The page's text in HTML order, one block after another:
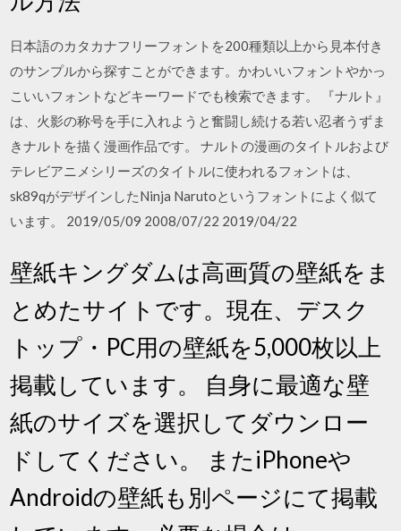
日本語のカタカナフリーフォントを200種類以上から見本付き
のサンプルから探すことができます。かわいいフォントやかっ
こいいフォントなどキーワードでも検索できます。 『ナルト』
は、火影の称号を手に入れようと奮闘し続ける若い忍者うずま
きナルトを描く漫画作品です。 ナルトの漫画のタイトルおよび
テレビアニメシリーズのタイトルに使われるフォントは、
sk89qがデザインしたNinja Narutoというフォントによく似て
います。 2019/05/09 2008/07/22 2019/04/22
壁紙キングダムは高画質の壁紙をま
とめたサイトです。現在、デスク
トップ・PC用の壁紙を5,000枚以上
掲載しています。 自身に最適な壁
紙のサイズを選択してダウンロー
ドしてください。 またiPhoneや
Androidの壁紙も別ページにて掲載